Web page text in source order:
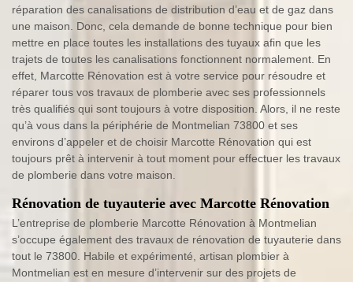
réparation des canalisations de distribution d’eau et de gaz dans
une maison. Donc, cela demande de bonne technique pour bien
mettre en place toutes les installations des tuyaux afin que les
trajets de toutes les canalisations fonctionnent normalement. En
effet, Marcotte Rénovation est à votre service pour résoudre et
réparer tous vos travaux de plomberie avec ses professionnels
très qualifiés qui sont toujours à votre disposition. Alors, il ne reste
qu’à vous dans la périphérie de Montmelian 73800 et ses
environs d’appeler et de choisir Marcotte Rénovation qui est
toujours prêt à intervenir à tout moment pour effectuer les travaux
de plomberie dans votre maison.
Rénovation de tuyauterie avec Marcotte Rénovation
L’entreprise de plomberie Marcotte Rénovation à Montmelian
s’occupe également des travaux de rénovation de tuyauterie dans
tout le 73800. Habile et expérimenté, artisan plombier à
Montmelian est en mesure d’intervenir sur des projets de